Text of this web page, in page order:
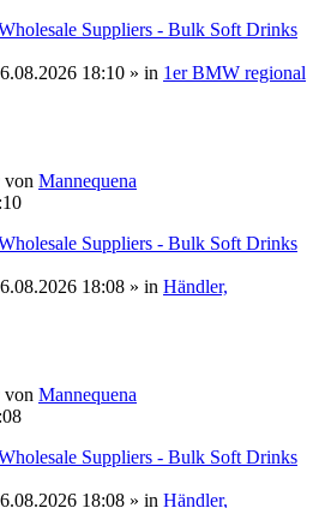
Suppliers - Bulk Soft Drinks
18:10 » in 1er BMW regional
von Mannequena
Suppliers - Bulk Soft Drinks
18:08 » in Händler,
von Mannequena
Suppliers - Bulk Soft Drinks
18:08 » in Händler,